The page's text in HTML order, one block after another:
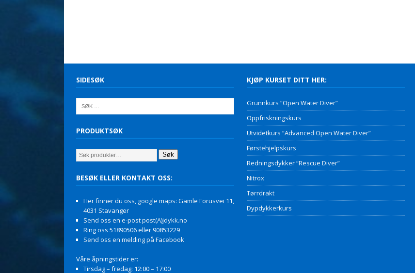
SIDESØK
PRODUKTSØK
Søk
BESØK ELLER KONTAKT OSS:
Her finner du oss, google maps: Gamle Forusvei 11,
4031 Stavanger
Send oss en e-post post(A)jdykk.no
Ring oss 51890506 eller 90853229
Send oss en melding på Facebook
Våre åpningstider er:
Tirsdag – fredag: 12:00 – 17:00
KJØP KURSET DITT HER:
Grunnkurs “Open Water Diver”
Oppfriskningskurs
Utvidetkurs “Advanced Open Water Diver”
Førstehjelpskurs
Redningsdykker “Rescue Diver”
Nitrox
Tørrdrakt
Dypdykkerkurs